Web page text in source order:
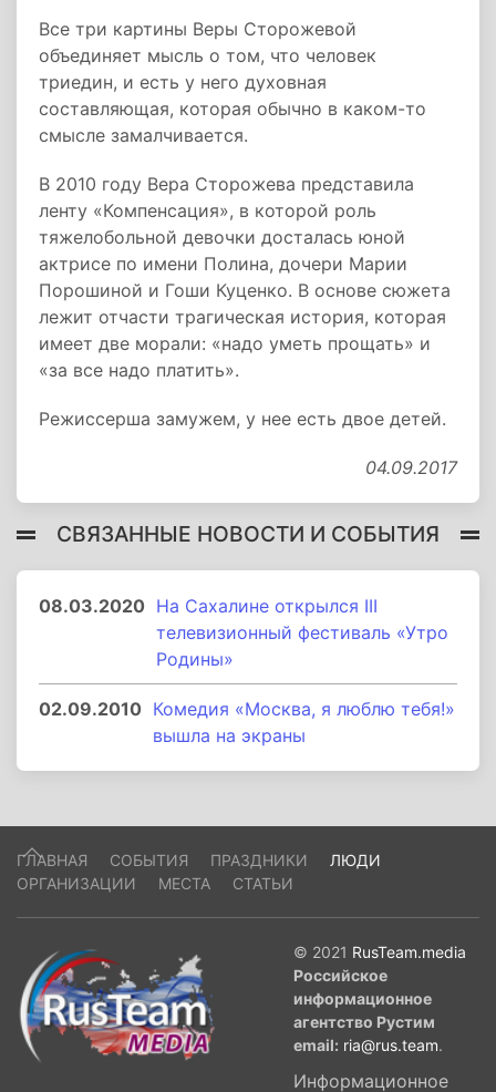
Все три картины Веры Сторожевой
объединяет мысль о том, что человек
триедин, и есть у него духовная
составляющая, которая обычно в каком-то
смысле замалчивается.
В 2010 году Вера Сторожева представила
ленту «Компенсация», в которой роль
тяжелобольной девочки досталась юной
актрисе по имени Полина, дочери Марии
Порошиной и Гоши Куценко. В основе сюжета
лежит отчасти трагическая история, которая
имеет две морали: «надо уметь прощать» и
«за все надо платить».
Режиссерша замужем, у нее есть двое детей.
04.09.2017
СВЯЗАННЫЕ НОВОСТИ И СОБЫТИЯ
08.03.2020 На Сахалине открылся III
телевизионный фестиваль «Утро
Родины»
02.09.2010 Комедия «Москва, я люблю тебя!»
вышла на экраны
ГЛАВНАЯ СОБЫТИЯ ПРАЗДНИКИ
ЛЮДИ
ОРГАНИЗАЦИИ
МЕСТА СТАТЬИ
© 2021 RusTeam.media
Российское
информационное
агентство Рустим
email: ria@rus.team.
Информационное